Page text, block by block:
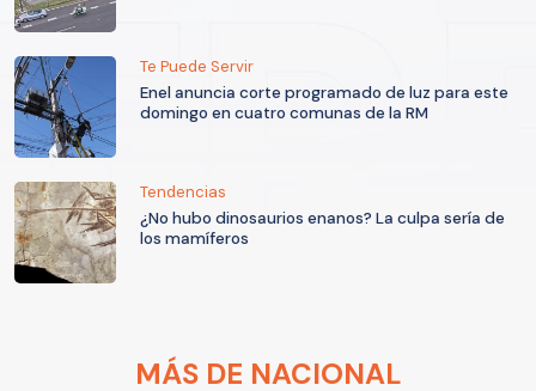
Te Puede Servir
Enel anuncia corte programado de luz para este
domingo en cuatro comunas de la RM
Tendencias
¿No hubo dinosaurios enanos? La culpa sería de
los mamíferos
MÁS DE NACIONAL